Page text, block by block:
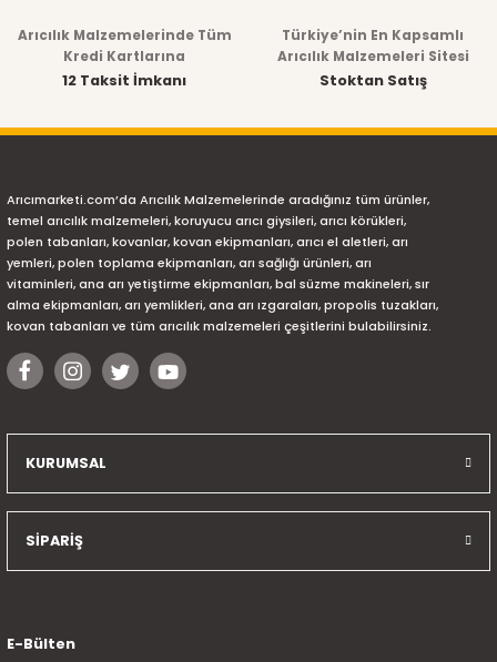
Arıcılık Malzemelerinde Tüm
Kredi Kartlarına
12 Taksit İmkanı
Türkiye’nin En Kapsamlı
Arıcılık Malzemeleri Sitesi
Stoktan Satış
Arıcımarketi.com’da Arıcılık Malzemelerinde aradığınız tüm ürünler,
temel arıcılık malzemeleri, koruyucu arıcı giysileri, arıcı körükleri,
polen tabanları, kovanlar, kovan ekipmanları, arıcı el aletleri, arı
yemleri, polen toplama ekipmanları, arı sağlığı ürünleri, arı
vitaminleri, ana arı yetiştirme ekipmanları, bal süzme makineleri, sır
alma ekipmanları, arı yemlikleri, ana arı ızgaraları, propolis tuzakları,
kovan tabanları ve tüm arıcılık malzemeleri çeşitlerini bulabilirsiniz.
KURUMSAL
SİPARİŞ
E-Bülten